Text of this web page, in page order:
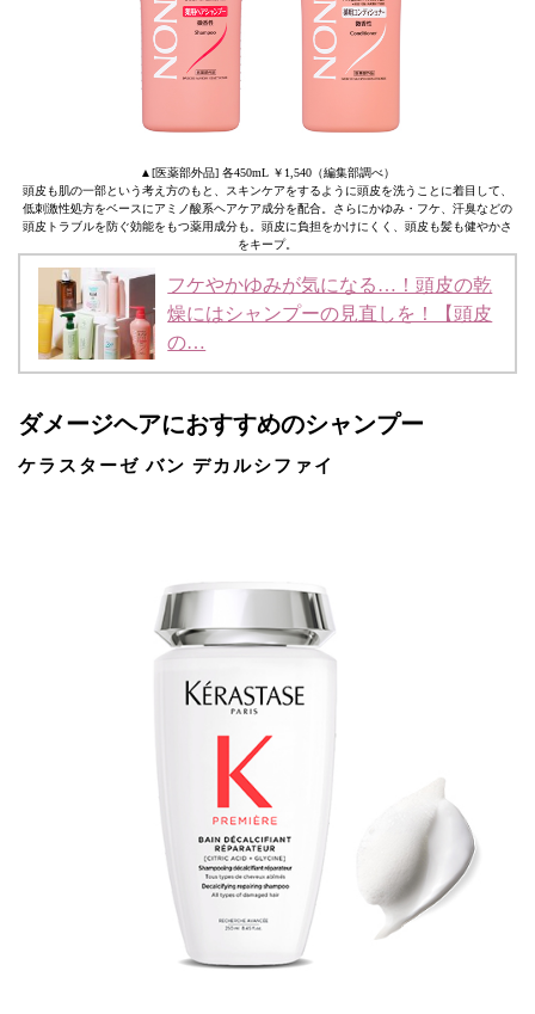
▲[医薬部外品] 各450mL ￥1,540（編集部調べ）
頭皮も肌の一部という考え方のもと、スキンケアをするように頭皮を洗うことに着目して、
低刺激性処方をベースにアミノ酸系ヘアケア成分を配合。さらにかゆみ・フケ、汗臭などの
頭皮トラブルを防ぐ効能をもつ薬用成分も。頭皮に負担をかけにくく、頭皮も髪も健やかさ
をキープ。
フケやかゆみが気になる…！頭皮の乾
燥にはシャンプーの見直しを！【頭皮
の…
ダメージヘアにおすすめのシャンプー
ケラスターゼ バン デカルシファイ